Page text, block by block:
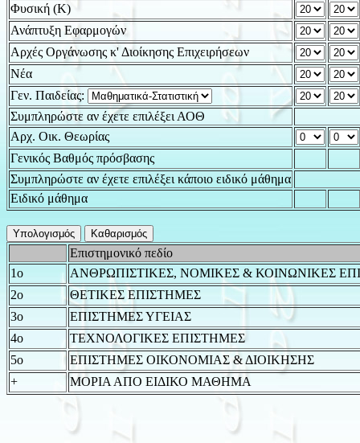
Φυσική (Κ)
Ανάπτυξη Εφαρμογών
Αρχές Οργάνωσης κ' Διοίκησης Επιχειρήσεων
Νέα
Γεν. Παιδείας:
Συμπληρώστε αν έχετε επιλέξει ΑΟΘ
Αρχ. Οικ. Θεωρίας
Γενικός Βαθμός πρόσβασης
Συμπληρώστε αν έχετε επιλέξει κάποιο ειδικό μάθημα
Ειδικό μάθημα
Επιστημονικό πεδίο
1ο
ΑΝΘΡΩΠΙΣΤΙΚΕΣ, ΝΟΜΙΚΕΣ & ΚΟΙΝΩΝΙΚΕΣ
2ο
ΘΕΤΙΚΕΣ ΕΠΙΣΤΗΜΕΣ
3ο
ΕΠΙΣΤΗΜΕΣ ΥΓΕΙΑΣ
4ο
ΤΕΧΝΟΛΟΓΙΚΕΣ ΕΠΙΣΤΗΜΕΣ
5ο
ΕΠΙΣΤΗΜΕΣ ΟΙΚΟΝΟΜΙΑΣ & ΔΙΟΙΚΗΣΗΣ
+
ΜΟΡΙΑ ΑΠΟ ΕΙΔΙΚΟ ΜΑΘΗΜΑ